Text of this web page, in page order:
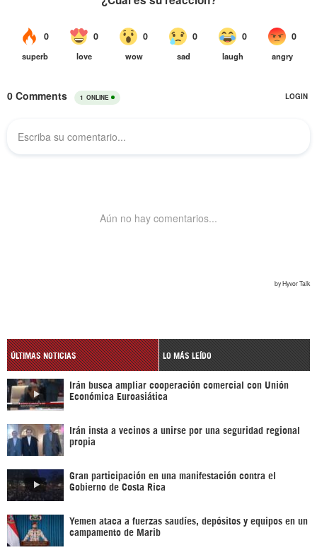
ÚLTIMAS NOTICIAS LO MÁS LEÍDO
Irán busca ampliar cooperación comercial con Unión
Económica Euroasiática
Irán insta a vecinos a unirse por una seguridad regional
propia
Gran participación en una manifestación contra el
Gobierno de Costa Rica
Yemen ataca a fuerzas saudíes, depósitos y equipos en un
campamento de Marib